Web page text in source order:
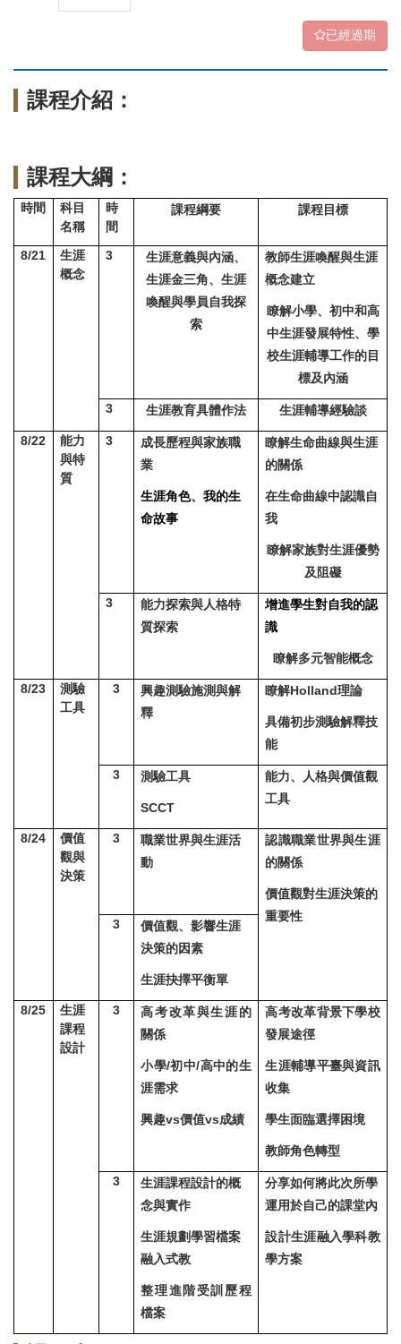
已經過期
課程介紹：
課程大綱：
時間
科目
名稱
時
間
課程綱要 課程目標
8/21
生涯
概念
3
生涯意義與內涵、
生涯金三角、生涯
喚醒與學員自我探
索
教師生涯喚醒與生涯
概念建立
瞭解小學、初中和高
中生涯發展特性、學
校生涯輔導工作的目
標及內涵
3 生涯教育具體作法 生涯輔導經驗談
8/22
能力
與特
質
3
成長歷程與家族職
業
生涯角色、我的生
命故事
瞭解生命曲線與生涯
的關係
在生命曲線中認識自
我
瞭解家族對生涯優勢
及阻礙
3
能力探索與人格特
質探索
增進學生對自我的認
識
瞭解多元智能概念
8/23
測驗
工具
3
興趣測驗施測與解
釋
瞭解Holland理論
具備初步測驗解釋技
能
3 測驗工具
SCCT
能力、人格與價值觀
工具
8/24
價值
觀與
決策
3
職業世界與生涯活
動
認識職業世界與生涯
的關係
價值觀對生涯決策的
重要性
3
價值觀、影響生涯
決策的因素
生涯抉擇平衡單
8/25
生涯
課程
設計
3
高考改革與生涯的
關係
小學/初中/高中的生
涯需求
興趣vs價值vs成績
高考改革背景下學校
發展途徑
生涯輔導平臺與資訊
收集
學生面臨選擇困境
教師角色轉型
3
生涯課程設計的概
念與實作
生涯規劃學習檔案
融入式教
整理進階受訓歷程
檔案
分享如何將此次所學
運用於自己的課堂內
設計生涯融入學科教
學方案